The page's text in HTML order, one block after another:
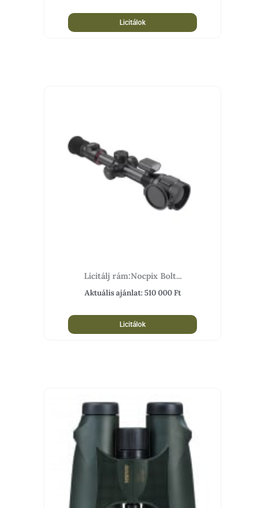
Licitálok
Licitálj rám:Nocpix Bolt...
Aktuális ajánlat:510 000Ft
Licitálok